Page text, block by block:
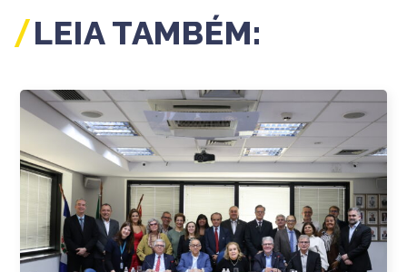
LEIA TAMBÉM: